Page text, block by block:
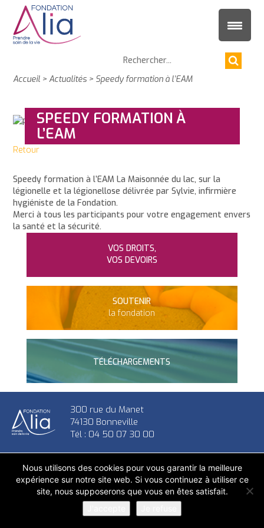
Accueil >Actualités > Speedy formation à l’EAM
SPEEDY FORMATION À
L’EAM
Retour
Speedy formation à l’EAM La Maisonnée du lac, sur la
légionelle et la légionellose délivrée par Sylvie, infirmière
hygiéniste de la Fondation.
Merci à tous les participants pour votre engagement envers
la santé et la sécurité.
VOS DROITS,
VOS DEVOIRS
SOUTENIR
la fondation
TÉLÉCHARGEMENTS
300 rue du Manet
74130 Bonneville
Tél : 04 50 07 30 00
Nous utilisons des cookies pour vous garantir la meilleure
expérience sur notre site web. Si vous continuez à utiliser ce
site, nous supposerons que vous en êtes satisfait.